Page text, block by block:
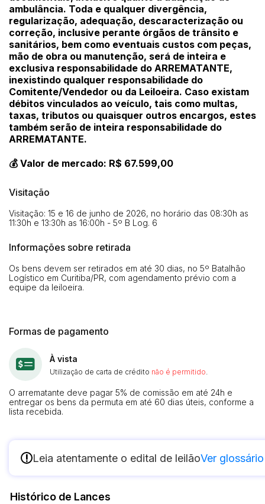
ambulância. Toda e qualquer divergência,
regularização, adequação, descaracterização ou
correção, inclusive perante órgãos de trânsito e
sanitários, bem como eventuais custos com peças,
mão de obra ou manutenção, será de inteira e
exclusiva responsabilidade do ARREMATANTE,
inexistindo qualquer responsabilidade do
Comitente/Vendedor ou da Leiloeira. Caso existam
débitos vinculados ao veículo, tais como multas,
taxas, tributos ou quaisquer outros encargos, estes
também serão de inteira responsabilidade do
ARREMATANTE.
💰 Valor de mercado: R$ 67.599,00
Visitação
Visitação: 15 e 16 de junho de 2026, no horário das 08:30h as
11:30h e 13:30h as 16:00h - 5º B Log. 6
Informações sobre retirada
Os bens devem ser retirados em até 30 dias, no 5º Batalhão
Logístico em Curitiba/PR, com agendamento prévio com a
equipe da leiloeira.
Formas de pagamento
À vista
Utilização de carta de crédito não é permitido
O arrematante deve pagar 5% de comissão em até 24h e
entregar os bens da permuta em até 60 dias úteis, conforme a
lista recebida.
! Leia atentamente o edital de leilãoVer
Histórico de Lances